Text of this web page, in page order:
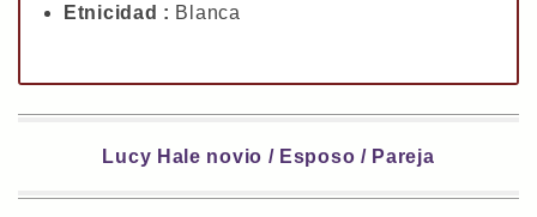
Etnicidad : Blanca
Lucy Hale novio / Esposo / Pareja